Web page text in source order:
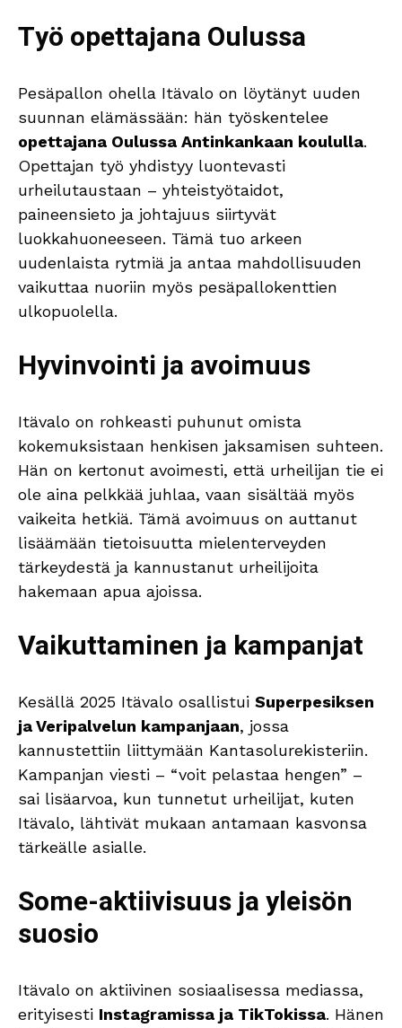
Työ opettajana Oulussa
Pesäpallon ohella Itävalo on löytänyt uuden
suunnan elämässään: hän työskentelee
opettajana Oulussa Antinkankaan koululla.
Opettajan työ yhdistyy luontevasti
urheilutaustaan – yhteistyötaidot,
paineensieto ja johtajuus siirtyvät
luokkahuoneeseen. Tämä tuo arkeen
uudenlaista rytmiä ja antaa mahdollisuuden
vaikuttaa nuoriin myös pesäpallokenttien
ulkopuolella.
Hyvinvointi ja avoimuus
Itävalo on rohkeasti puhunut omista
kokemuksistaan henkisen jaksamisen suhteen.
Hän on kertonut avoimesti, että urheilijan tie ei
ole aina pelkkää juhlaa, vaan sisältää myös
vaikeita hetkiä. Tämä avoimuus on auttanut
lisäämään tietoisuutta mielenterveyden
tärkeydestä ja kannustanut urheilijoita
hakemaan apua ajoissa.
Vaikuttaminen ja kampanjat
Kesällä 2025 Itävalo osallistui Superpesiksen
ja Veripalvelun kampanjaan, jossa
kannustettiin liittymään Kantasolurekisteriin.
Kampanjan viesti – “voit pelastaa hengen” –
sai lisäarvoa, kun tunnetut urheilijat, kuten
Itävalo, lähtivät mukaan antamaan kasvonsa
tärkeälle asialle.
Some-aktiivisuus ja yleisön
suosio
Itävalo on aktiivinen sosiaalisessa mediassa,
erityisesti Instagramissa ja TikTokissa. Hänen